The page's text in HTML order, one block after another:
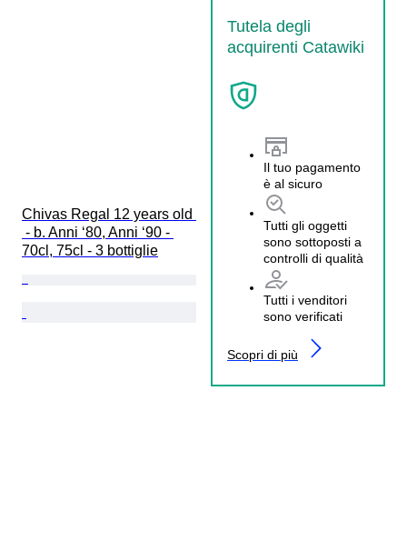
Tutela degli
acquirenti Catawiki
Il tuo pagamento
è al sicuro
Tutti gli oggetti
sono sottoposti a
controlli di qualità
Tutti i venditori
sono verificati
Scopri di più
Chivas Regal 12 years old
- b. Anni ‘80, Anni ‘90 -
70cl, 75cl - 3 bottiglie